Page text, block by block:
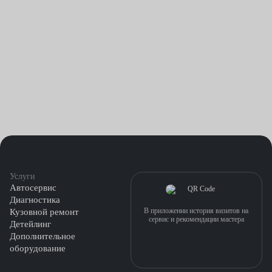
Услуги
Автосервис
Диагностика
Кузовной ремонт
Детейлинг
Дополнительное
оборудование
В приложении история визитов на
сервис и рекомендации мастера